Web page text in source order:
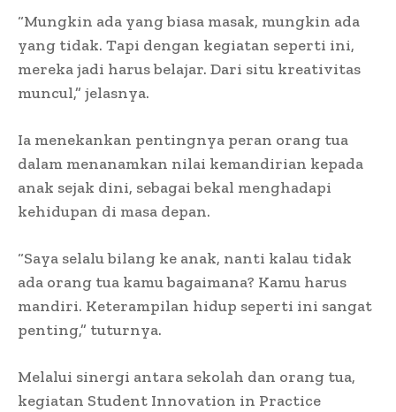
“Mungkin ada yang biasa masak, mungkin ada
yang tidak. Tapi dengan kegiatan seperti ini,
mereka jadi harus belajar. Dari situ kreativitas
muncul,” jelasnya.
Ia menekankan pentingnya peran orang tua
dalam menanamkan nilai kemandirian kepada
anak sejak dini, sebagai bekal menghadapi
kehidupan di masa depan.
“Saya selalu bilang ke anak, nanti kalau tidak
ada orang tua kamu bagaimana? Kamu harus
mandiri. Keterampilan hidup seperti ini sangat
penting,” tuturnya.
Melalui sinergi antara sekolah dan orang tua,
kegiatan Student Innovation in Practice